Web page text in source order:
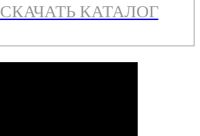
СКАЧАТЬ КАТАЛОГ